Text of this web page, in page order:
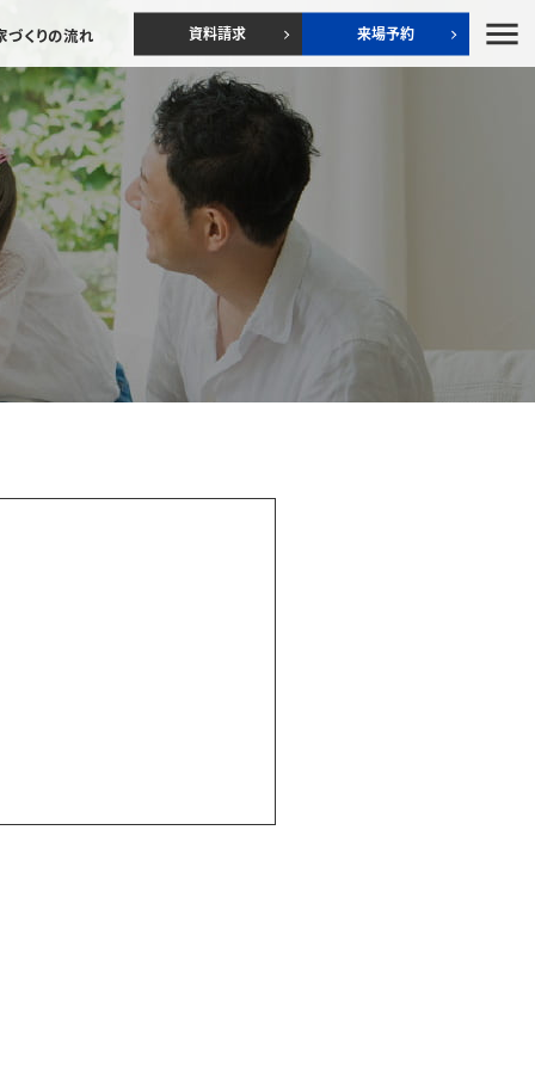
づくりの流れ 資料請求 来場予約 menu